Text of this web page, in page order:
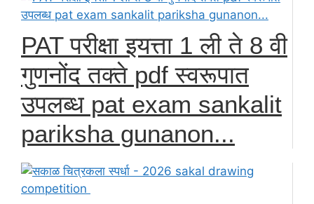
PAT परीक्षा इयत्ता 1 ली ते 8 वी
गुणनोंद तक्ते pdf स्वरूपात
उपलब्ध pat exam sankalit
pariksha gunanon...